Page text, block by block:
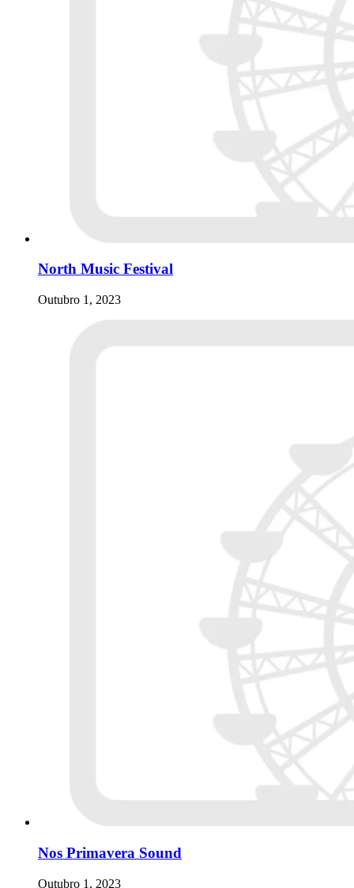
North Music Festival
Outubro 1, 2023
Nos Primavera Sound
Outubro 1, 2023